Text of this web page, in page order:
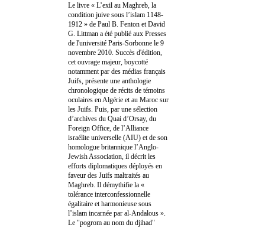
Le livre « L’exil au Maghreb, la
condition juive sous l’islam 1148-
1912 » de Paul B. Fenton et David
G. Littman a été publié aux Presses
de l'université Paris-Sorbonne le 9
novembre 2010. Succès d'édition,
cet ouvrage majeur, boycotté
notamment par des médias français
Juifs, présente une anthologie
chronologique de récits de témoins
oculaires en Algérie et au Maroc sur
les Juifs. Puis, par une sélection
d’archives du Quai d’Orsay, du
Foreign Office, de l’Alliance
israélite universelle (AIU) et de son
homologue britannique l’Anglo-
Jewish Association, il décrit les
efforts diplomatiques déployés en
faveur des Juifs maltraités au
Maghreb. Il démythifie la «
tolérance interconfessionnelle
égalitaire et harmonieuse sous
l’islam incarnée par al-Andalous ».
Le "pogrom au nom du djihad"